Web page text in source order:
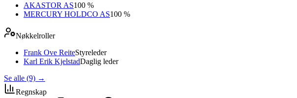
AKASTOR AS100 %
MERCURY HOLDCO AS100 %
Nøkkelroller
Frank Ove ReiteStyreleder
Karl Erik KjelstadDaglig leder
Se alle (9) →
Regnskap